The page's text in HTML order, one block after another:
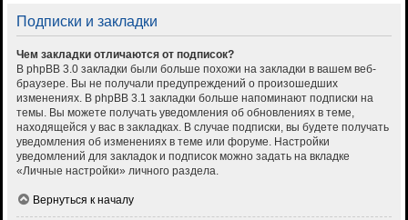
Подписки и закладки
Чем закладки отличаются от подписок?
В phpBB 3.0 закладки были больше похожи на закладки в вашем веб-
браузере. Вы не получали предупреждений о произошедших
изменениях. В phpBB 3.1 закладки больше напоминают подписки на
темы. Вы можете получать уведомления об обновлениях в теме,
находящейся у вас в закладках. В случае подписки, вы будете получать
уведомления об изменениях в теме или форуме. Настройки
уведомлений для закладок и подписок можно задать на вкладке
«Личные настройки» личного раздела.
Вернуться к началу